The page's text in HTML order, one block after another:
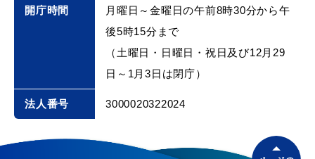
各種相談窓口
公共交通・
開庁時間
月曜日～金曜日の午前8時30分から午
後5時15分まで
（土曜日・日曜日・祝日及び12月29
日～1月3日は閉庁）
法人番号 3000020322024